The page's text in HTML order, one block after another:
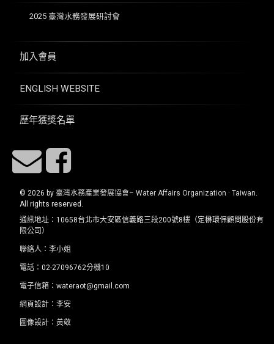
2025 臺灣水務發展研討會
加入會員
ENGLISH WEBSITE
歷年獲獎名單
E-mailFacebook
© 2026 by 臺灣水務產業發展協會– Water Affairs Organization · Taiwan.
All rights reserved.
通訊地址：10658台北市大安區信義路三段200號8樓（定楙環保顧問股份有
限公司）
聯絡人：李小姐
電話：02-27096762分機10
電子信箱：wateraot@gmail.com
網頁設計： 李安
圖像設計：黃敬